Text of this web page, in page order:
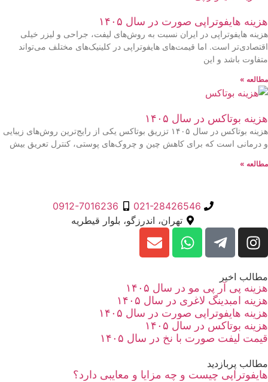
هزینه هایفوتراپی صورت در سال ۱۴۰۵
هزینه هایفوتراپی در ایران نسبت به روش‌های لیفت، جراحی و لیزر خیلی
اقتصادی‌تر است. اما قیمت‌های هایفوتراپی در کلینیک‌های مختلف می‌تواند
متفاوت باشد و این
مطالعه »
هزینه بوتاکس در سال ۱۴۰۵
هزینه بوتاکس در سال ۱۴۰۵ تزریق بوتاکس یکی از رایج‌ترین روش‌های زیبایی
و درمانی است که برای کاهش چین و چروک‌های پوستی، کنترل تعریق بیش
مطالعه »
021-28426546
0912-7016236
تهران، اندرزگو، بلوار قیطریه
مطالب اخیر
هزینه پی آر پی مو در سال ۱۴۰۵
هزینه امبدینگ لاغری در سال ۱۴۰۵
هزینه هایفوتراپی صورت در سال ۱۴۰۵
هزینه بوتاکس در سال ۱۴۰۵
قیمت لیفت صورت با نخ در سال ۱۴۰۵
مطالب پربازدید
هایفوتراپی چیست و چه مزایا و معایبی دارد؟